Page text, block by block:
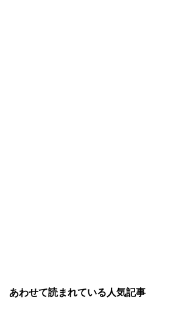
あわせて読まれている人気記事